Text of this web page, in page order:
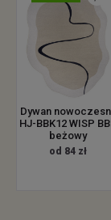
Dywan
HJ-BBK12 WISP
beżowy
od 84 zł